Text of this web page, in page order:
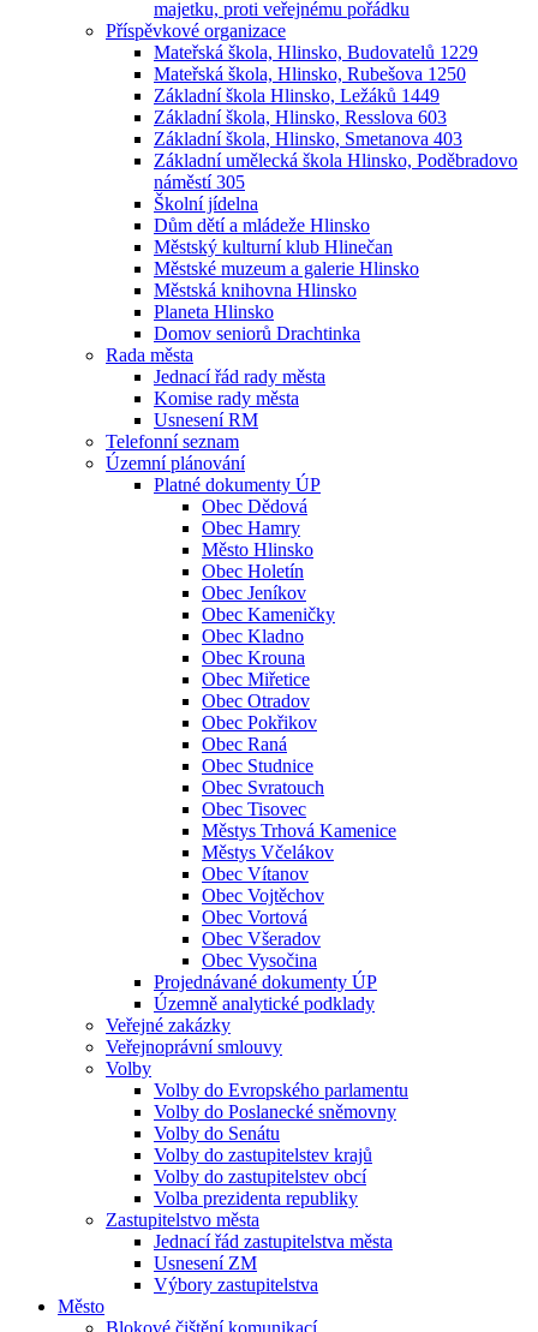
majetku, proti veřejnému pořádku
Příspěvkové organizace
Mateřská škola, Hlinsko, Budovatelů 1229
Mateřská škola, Hlinsko, Rubešova 1250
Základní škola Hlinsko, Ležáků 1449
Základní škola, Hlinsko, Resslova 603
Základní škola, Hlinsko, Smetanova 403
Základní umělecká škola Hlinsko, Poděbradovo
náměstí 305
Školní jídelna
Dům dětí a mládeže Hlinsko
Městský kulturní klub Hlinečan
Městské muzeum a galerie Hlinsko
Městská knihovna Hlinsko
Planeta Hlinsko
Domov seniorů Drachtinka
Rada města
Jednací řád rady města
Komise rady města
Usnesení RM
Telefonní seznam
Územní plánování
Platné dokumenty ÚP
Obec Dědová
Obec Hamry
Město Hlinsko
Obec Holetín
Obec Jeníkov
Obec Kameničky
Obec Kladno
Obec Krouna
Obec Miřetice
Obec Otradov
Obec Pokřikov
Obec Raná
Obec Studnice
Obec Svratouch
Obec Tisovec
Městys Trhová Kamenice
Městys Včelákov
Obec Vítanov
Obec Vojtěchov
Obec Vortová
Obec Všeradov
Obec Vysočina
Projednávané dokumenty ÚP
Územně analytické podklady
Veřejné zakázky
Veřejnoprávní smlouvy
Volby
Volby do Evropského parlamentu
Volby do Poslanecké sněmovny
Volby do Senátu
Volby do zastupitelstev krajů
Volby do zastupitelstev obcí
Volba prezidenta republiky
Zastupitelstvo města
Jednací řád zastupitelstva města
Usnesení ZM
Výbory zastupitelstva
Město
Blokové čištění komunikací